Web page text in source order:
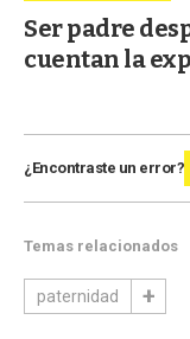
Ser padre
cuentan la
¿Encontraste un error?
Temas relacionados
paternidad